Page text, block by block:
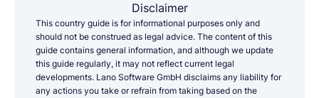
Disclaimer
This country guide is for informational purposes only and
should not be construed as legal advice. The content of this
guide contains general information, and although we update
this guide regularly, it may not reflect current legal
developments. Lano Software GmbH disclaims any liability for
any actions you take or refrain from taking based on the